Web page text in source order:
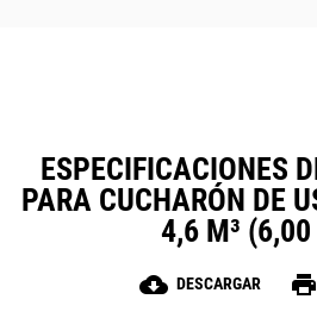
ESPECIFICACIONES
PARA CUCHARÓN DE
4,6 M³ (6,00
cloud_download DESCARGAR print